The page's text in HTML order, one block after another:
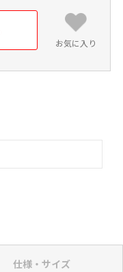
お気に入り
仕様・サイズ